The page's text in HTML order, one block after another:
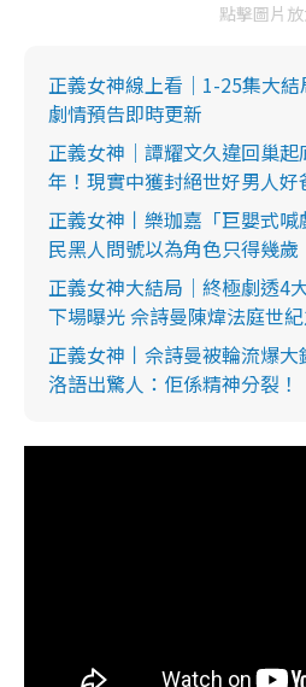
點擊圖片
正義女神線上看｜1-25集大
劇情預告即時更新
正義女神｜譚耀文久違回巢
年！現實中獲封絕世好男人好
正義女神丨樂珈嘉「巨嬰式
民黑人問號以為角色只得幾歲
正義女神大結局｜終極劇透4
下場曝光 佘詩曼陳煒法庭世
正義女神丨佘詩曼被輪流爆
洛語出驚人：佢係精神分裂！